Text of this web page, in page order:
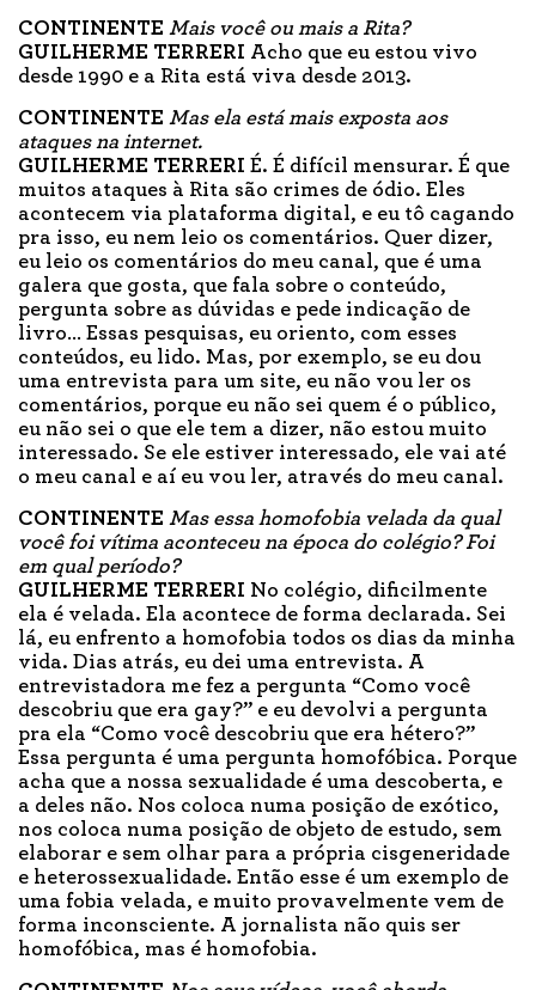
CONTINENTE Mais você ou mais a Rita?
GUILHERME TERRERI Acho que eu estou vivo
desde 1990 e a Rita está viva desde 2013.
CONTINENTE Mas ela está mais exposta aos
ataques na internet.
GUILHERME TERRERI É. É difícil mensurar. É que
muitos ataques à Rita são crimes de ódio. Eles
acontecem via plataforma digital, e eu tô cagando
pra isso, eu nem leio os comentários. Quer dizer,
eu leio os comentários do meu canal, que é uma
galera que gosta, que fala sobre o conteúdo,
pergunta sobre as dúvidas e pede indicação de
livro… Essas pesquisas, eu oriento, com esses
conteúdos, eu lido. Mas, por exemplo, se eu dou
uma entrevista para um site, eu não vou ler os
comentários, porque eu não sei quem é o público,
eu não sei o que ele tem a dizer, não estou muito
interessado. Se ele estiver interessado, ele vai até
o meu canal e aí eu vou ler, através do meu canal.
CONTINENTE Mas essa homofobia velada da qual
você foi vítima aconteceu na época do colégio? Foi
em qual período?
GUILHERME TERRERI No colégio, dificilmente
ela é velada. Ela acontece de forma declarada. Sei
lá, eu enfrento a homofobia todos os dias da minha
vida. Dias atrás, eu dei uma entrevista. A
entrevistadora me fez a pergunta “Como você
descobriu que era gay?” e eu devolvi a pergunta
pra ela “Como você descobriu que era hétero?”
Essa pergunta é uma pergunta homofóbica. Porque
acha que a nossa sexualidade é uma descoberta, e
a deles não. Nos coloca numa posição de exótico,
nos coloca numa posição de objeto de estudo, sem
elaborar e sem olhar para a própria cisgeneridade
e heterossexualidade. Então esse é um exemplo de
uma fobia velada, e muito provavelmente vem de
forma inconsciente. A jornalista não quis ser
homofóbica, mas é homofobia.